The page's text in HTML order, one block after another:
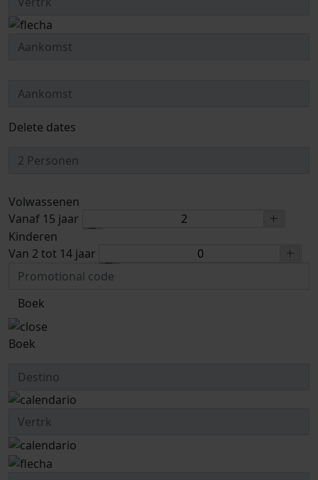
Delete dates
Volwassenen
Vanaf 15 jaar
Kinderen
Van 2 tot 14 jaar
Boek
Boek